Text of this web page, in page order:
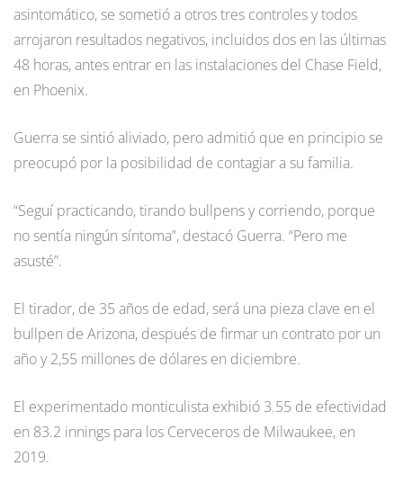
asintomático, se sometió a otros tres controles y todos
arrojaron resultados negativos, incluidos dos en las últimas
48 horas, antes entrar en las instalaciones del Chase Field,
en Phoenix.
Guerra se sintió aliviado, pero admitió que en principio se
preocupó por la posibilidad de contagiar a su familia.
“Seguí practicando, tirando bullpens y corriendo, porque
no sentía ningún síntoma”, destacó Guerra. “Pero me
asusté”.
El tirador, de 35 años de edad, será una pieza clave en el
bullpen de Arizona, después de firmar un contrato por un
año y 2,55 millones de dólares en diciembre.
El experimentado monticulista exhibió 3.55 de efectividad
en 83.2 innings para los Cerveceros de Milwaukee, en
2019.